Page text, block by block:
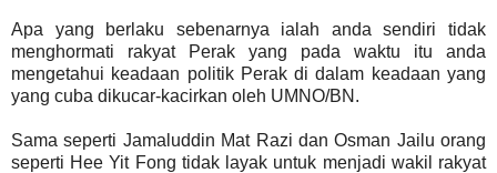
Apa yang berlaku sebenarnya ialah anda sendiri tidak
menghormati rakyat Perak yang pada waktu itu anda
mengetahui keadaan politik Perak di dalam keadaan yang
yang cuba dikucar-kacirkan oleh UMNO/BN.
Sama seperti Jamaluddin Mat Razi dan Osman Jailu orang
seperti Hee Yit Fong tidak layak untuk menjadi wakil rakyat